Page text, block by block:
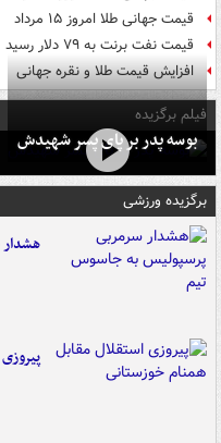
قیمت جهانی طلا امروز ۱۵ مرداد
قیمت نفت برنت به ۷۹ دلار رسید
افزایش قیمت طلا و نقره جهانی
فیلم برگزیده
بوسه‌ پدر بر پای پسر شهیدش
برگزیده ورزشی